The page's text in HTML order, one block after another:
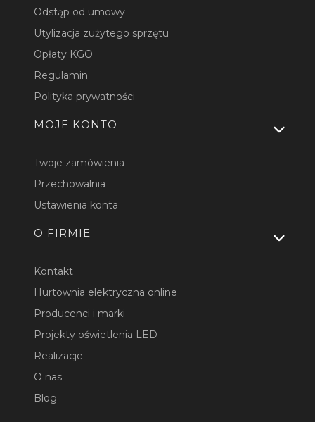
Odstąp od umowy
Utylizacja zużytego sprzętu
Opłaty KGO
Regulamin
Polityka prywatności
MOJE KONTO
Twoje zamówienia
Przechowalnia
Ustawienia konta
O FIRMIE
Kontakt
Hurtownia elektryczna online
Producenci i marki
Projekty oświetlenia LED
Realizacje
O nas
Blog